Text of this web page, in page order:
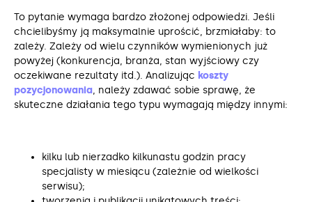
To pytanie wymaga bardzo złożonej odpowiedzi. Jeśli
chcielibyśmy ją maksymalnie uprościć, brzmiałaby: to
zależy. Zależy od wielu czynników wymienionych już
powyżej (konkurencja, branża, stan wyjściowy czy
oczekiwane rezultaty itd.). Analizując koszty
pozycjonowania, należy zdawać sobie sprawę, że
skuteczne działania tego typu wymagają między innymi:
kilku lub nierzadko kilkunastu godzin pracy
specjalisty w miesiącu (zależnie od wielkości
serwisu);